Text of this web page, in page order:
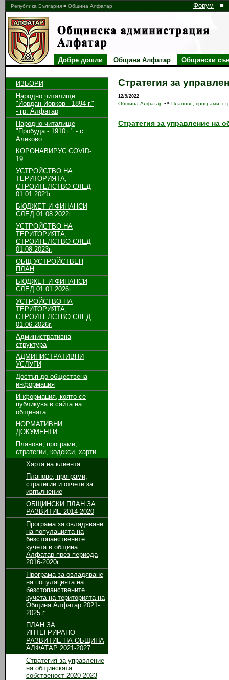
Република България ■ Община Алфатар Форум ■
Добре дошли Община Алфатар Общински
ИЗБОРИ
Народно читалище
"Йордан Йовков - 1894 г."
- гр. Алфатар
Народно читалище
"Пробуда - 1910 г." - с.
Алеково
КОРОНАВИРУС COVID-
19
УСТРОЙСТВО НА
ТЕРИТОРИЯТА,
СТРОИТЕЛСТВО СЛЕД
01.01.2021г.
БЮДЖЕТ И ФИНАНСИ
СЛЕД 01.08.2022г.
УСТРОЙСТВО НА
ТЕРИТОРИЯТА,
СТРОИТЕЛСТВО СЛЕД
01.08.2023г.
ОБЩ УСТРОЙСТВЕН
ПЛАН
БЮДЖЕТ И ФИНАНСИ
СЛЕД 01.01.2026г.
УСТРОЙСТВО НА
ТЕРИТОРИЯТА,
СТРОИТЕЛСТВО СЛЕД
01.06.2026г.
Административна
структура
АДМИНИСТРАТИВНИ
УСЛУГИ
Достъп до обществена
информация
Информация, която се
публикува в сайта на
общината
НОРМАТИВНИ
ДОКУМЕНТИ
Планове, програми,
стратегии, кодекси, харти
Харта на клиента
Планове, програми,
стратегии и отчети за
изпълнение
ОБЩИНСКИ ПЛАН ЗА
РАЗВИТИЕ 2014-2020
Програма за овладяване
на популацията на
безстопанствените
кучета в община
Алфатар през периода
2016-2020г.
Програма за овладяване
на популацията на
безстопанствените
кучета на територията на
Община Алфатар 2021-
2025 г.
ПЛАН ЗА
ИНТЕГРИРАНО
РАЗВИТИЕ НА ОБЩИНА
АЛФАТАР 2021-2027
Стратегия за управление
на общинската
собственост 2020-2023
Стратегия за
12/9/2022
Община Алфатар -> Планове, програми,
Стратегия за управление на